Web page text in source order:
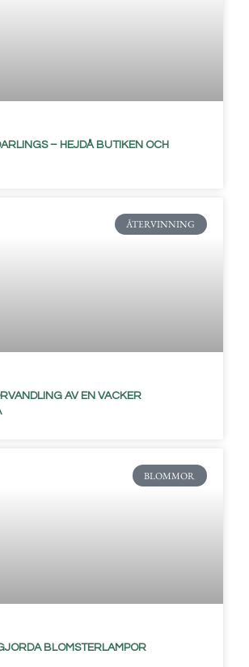
– HEJDÅ BUTIKEN OCH
ÅTERVINNING
AV EN VACKER
BLOMMOR
BLOMSTERLAMPOR